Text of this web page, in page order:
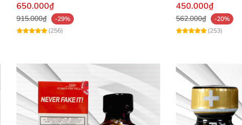
650.000₫
915.000₫
-29%
(256)
450.000₫
562.000₫
-20%
(253)